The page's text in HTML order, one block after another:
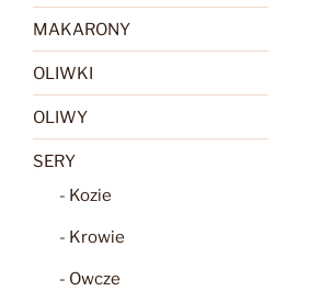
MAKARONY
OLIWKI
OLIWY
SERY
- Kozie
- Krowie
- Owcze